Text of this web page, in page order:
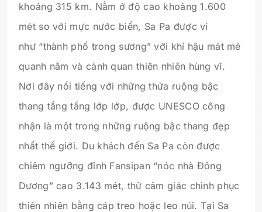
khoảng 315 km. Nằm ở độ cao khoảng 1.600
mét so với mực nước biển, Sa Pa được ví
như “thành phố trong sương” với khí hậu mát mẻ
quanh năm và cảnh quan thiên nhiên hùng vĩ.
Nơi đây nổi tiếng với những thửa ruộng bậc
thang tầng tầng lớp lớp, được UNESCO công
nhận là một trong những ruộng bậc thang đẹp
nhất thế giới. Du khách đến Sa Pa còn được
chiêm ngưỡng đỉnh Fansipan “nóc nhà Đông
Dương” cao 3.143 mét, thử cảm giác chinh phục
thiên nhiên bằng cáp treo hoặc leo núi. Tại Sa